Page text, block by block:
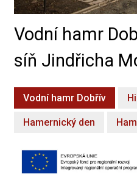
Vodní hamr
síň Jindřicha
Vodní hamr Dobřív
Hamernický den